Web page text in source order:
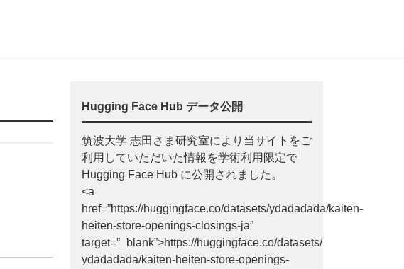
Hugging Face Hub データ公開
筑波大学 志田さま研究室により当サイトをご
利用していただいた情報を学術利用限定で
Hugging Face Hub に公開されました。
<a
href=”https://huggingface.co/datasets/ydadadada/kaiten-
heiten-store-openings-closings-ja”
target=”_blank”>https://huggingface.co/datasets/
ydadadada/kaiten-heiten-store-openings-